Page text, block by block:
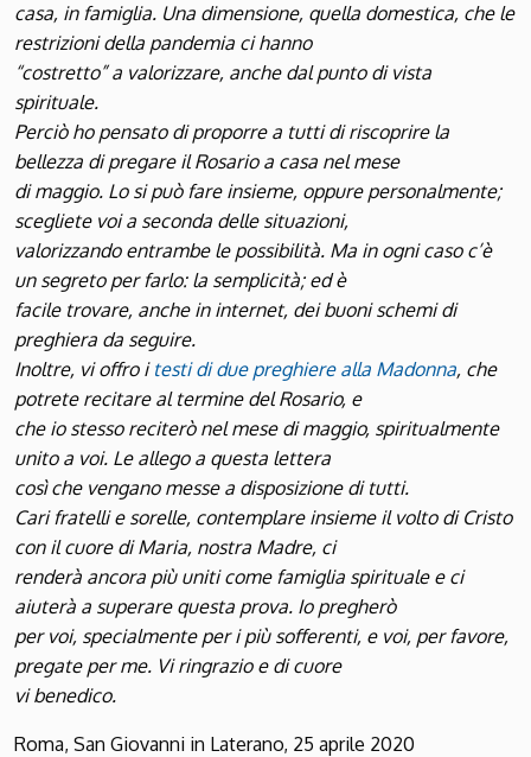
casa, in famiglia. Una dimensione, quella domestica, che le
restrizioni della pandemia ci hanno
“costretto” a valorizzare, anche dal punto di vista
spirituale.
Perciò ho pensato di proporre a tutti di riscoprire la
bellezza di pregare il Rosario a casa nel mese
di maggio. Lo si può fare insieme, oppure personalmente;
scegliete voi a seconda delle situazioni,
valorizzando entrambe le possibilità. Ma in ogni caso c’è
un segreto per farlo: la semplicità; ed è
facile trovare, anche in internet, dei buoni schemi di
preghiera da seguire.
Inoltre, vi offro i testi di due preghiere alla Madonna, che
potrete recitare al termine del Rosario, e
che io stesso reciterò nel mese di maggio, spiritualmente
unito a voi. Le allego a questa lettera
così che vengano messe a disposizione di tutti.
Cari fratelli e sorelle, contemplare insieme il volto di Cristo
con il cuore di Maria, nostra Madre, ci
renderà ancora più uniti come famiglia spirituale e ci
aiuterà a superare questa prova. Io pregherò
per voi, specialmente per i più sofferenti, e voi, per favore,
pregate per me. Vi ringrazio e di cuore
vi benedico.
Roma, San Giovanni in Laterano, 25 aprile 2020